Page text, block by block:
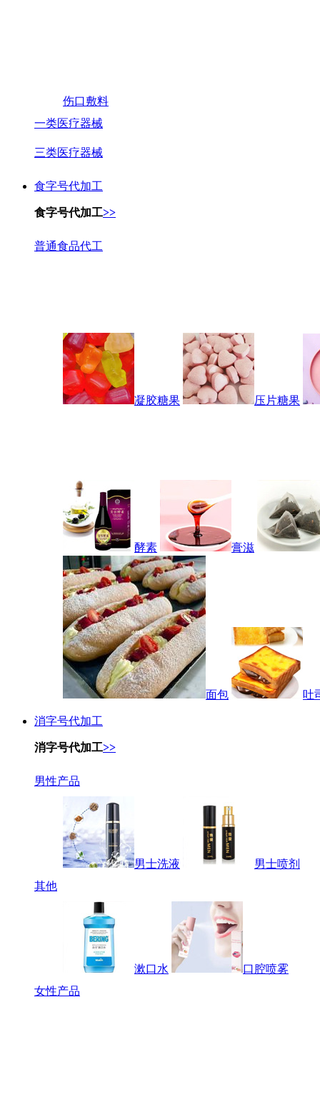
伤口敷料
一类医疗器械
三类医疗器械
食字号代加工
食字号代加工>>
普通食品代工
凝胶糖果 压片糖果
酵素 膏滋
面包 吐
消字号代加工
消字号代加工>>
男性产品
男士洗液
男士喷剂
其他
漱口水
口腔喷雾
女性产品